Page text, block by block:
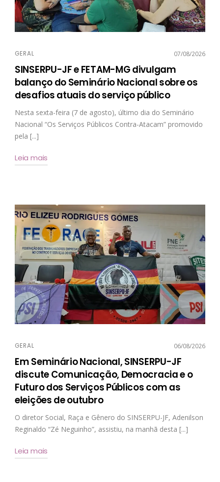
GERAL 07/08/2026
SINSERPU-JF e FETAM-MG divulgam
balanço do Seminário Nacional sobre os
desafios atuais do serviço público
Nesta sexta-feira (7 de agosto), último dia do Seminário
Nacional “Os Serviços Públicos Contra-Atacam” promovido
pela [...]
Leia mais
GERAL 06/08/2026
Em Seminário Nacional, SINSERPU-JF
discute Comunicação, Democracia e o
Futuro dos Serviços Públicos com as
eleições de outubro
O diretor Social, Raça e Gênero do SINSERPU-JF, Adenilson
Reginaldo “Zé Neguinho”, assistiu, na manhã desta [...]
Leia mais